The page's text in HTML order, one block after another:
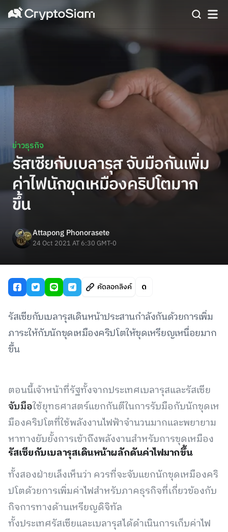
ข่าวธุรกิจ
รัสเซียกับเบลารุส จับมือกันเพิ่ม
ค่าไฟนักขุดเหมืองคริปโตมาก
ขึ้น
Attapong Phonorasete
24 Oct 2021 AT 6:30 GMT-0
คัดลอกลิงค์
รัสเซียกับเบลารุสเดินหน้าประสานกำลังกันด้วยการเพิ่ม
ภาระให้กับนักขุดเหมืองคริปโตให้ขุดเหรียญเหนื่อยมาก
ขึ้น
ตอนนี้เจ้าหน้าที่รัฐทั้งจากประเทศเบลารุสและรัสเซีย
จับมือใช้ยุทธศาสตร์แยกกันตีในการรับมือกับนักขุดเห
มืองคริปโตที่ใช้พลังงานไฟฟ้าจำนวนมากและพยายาม
หาทางยับยั้งการเข้าถึงพลังงานสำหรับการขุดเหมือง
รัสเซียกับเบลารุสเดินหน้าผลักดันค่าไฟมากขึ้น
ทั้งสองฝ่ายเล็งเห็นว่า ควรที่จะจับแยกนักขุดเหมืองคริ
ปโตด้วยการเพิ่มค่าไฟสำหรับภาคธุรกิจที่เกี่ยวข้องกับ
กิจการทางด้านเหรียญดิจิทัล
ทั้งประเทศรัสเซียและเบลารุสได้ดำเนินการเก็บค่าไฟ